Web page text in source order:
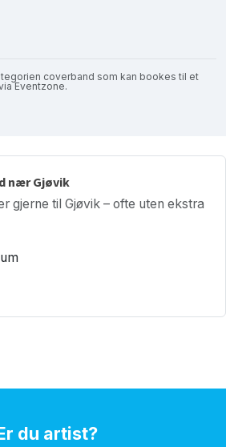
coverband som kan bookes til et
Eventzone.
nær Gjøvik
gjerne til Gjøvik – ofte uten ekstra
du artist?